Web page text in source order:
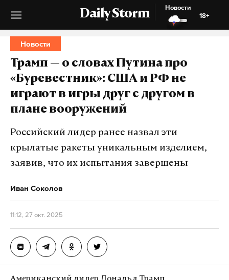
Daily Storm
Новости
18+
Новости
Трамп — о словах Путина про
«Буревестник»: США и РФ не
играют в игры друг с другом в
плане вооружений
Российский лидер ранее назвал эти
крылатые ракеты уникальным изделием,
заявив, что их испытания завершены
Иван Соколов
11:12, 27 окт. 2025